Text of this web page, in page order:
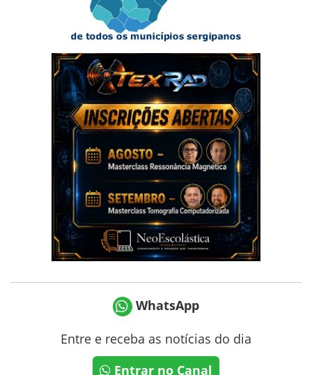
WhatsApp
Entre e receba as notícias do dia
Entrar no Canal